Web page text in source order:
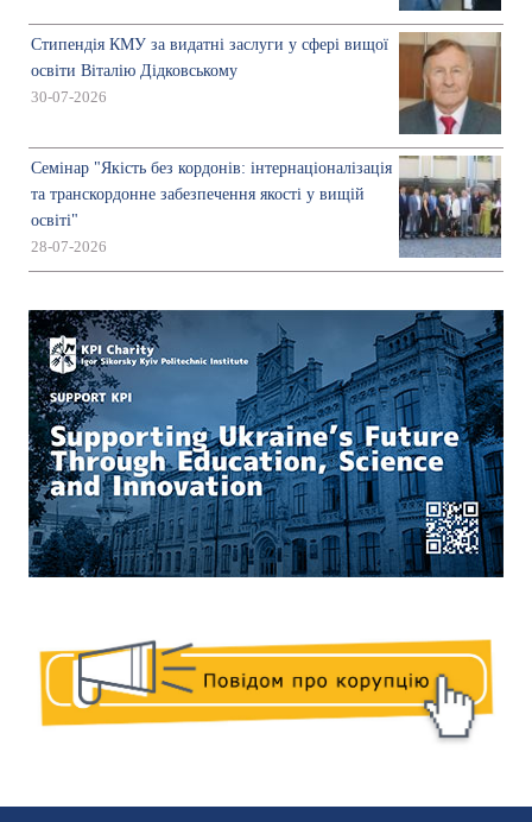
Стипендія КМУ за видатні заслуги у сфері вищої
освіти Віталію Дідковському
30-07-2026
Семінар "Якість без кордонів: інтернаціоналізація
та транскордонне забезпечення якості у вищій
освіті"
28-07-2026